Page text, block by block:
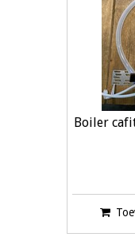
Boiler